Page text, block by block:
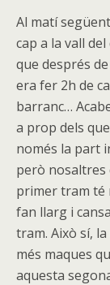
Al matí
cap a la vall
que després
era fer 2h de
barranc…
a prop dels
només la part
però nosaltres
primer tram té
fan llarg i
tram. Això sí, la
més maques
aquesta